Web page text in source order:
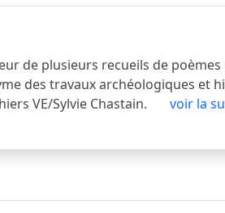
de plusieurs recueils de
des travaux archéologiques et
VE/Sylvie Chastain.
voir la